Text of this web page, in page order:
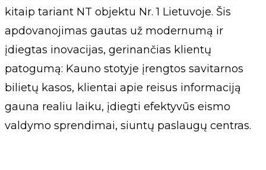
kitaip tariant NT objektu Nr. 1 Lietuvoje. Šis
apdovanojimas gautas už modernumą ir
įdiegtas inovacijas, gerinančias klientų
patogumą: Kauno stotyje įrengtos savitarnos
bilietų kasos, klientai apie reisus informaciją
gauna realiu laiku, įdiegti efektyvūs eismo
valdymo sprendimai, siuntų paslaugų centras.